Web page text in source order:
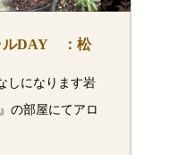
ルDAY ：松
になります岩
の部屋にてアロ